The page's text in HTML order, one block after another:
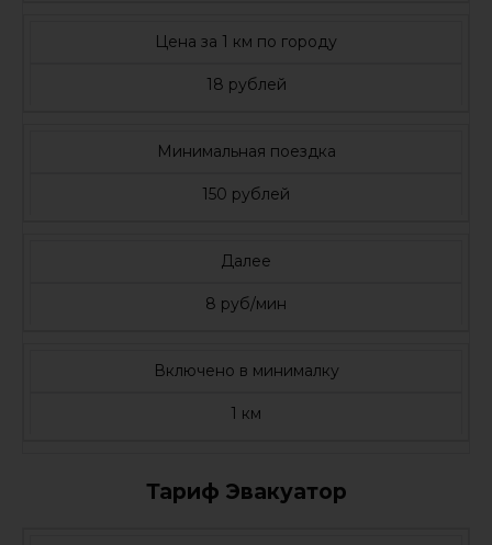
Цена за 1 км по городу
18 рублей
Минимальная поездка
150 рублей
Далее
8 руб/мин
Включено в минималку
1 км
Тариф Эвакуатор